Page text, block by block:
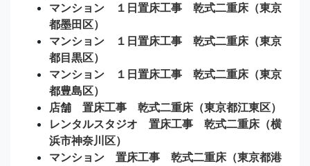
マンション １日置床工事 乾式二重床（東京
都墨田区）
マンション １日置床工事 乾式二重床（東京
都目黒区）
マンション １日置床工事 乾式二重床（東京
都豊島区）
店舗 置床工事 乾式二重床（東京都江東区）
レンタルスタジオ 置床工事 乾式二重床（横
浜市神奈川区）
マンション 置床工事 乾式二重床（東京都港